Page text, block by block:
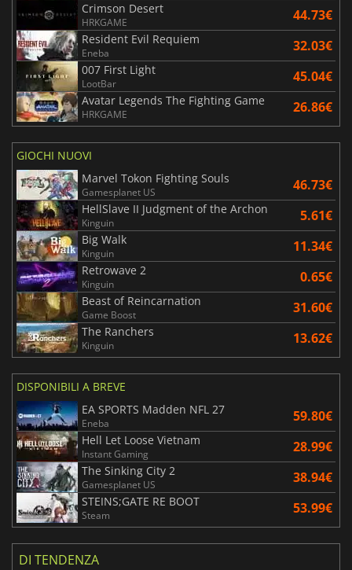
Crimson Desert
HRKGAME 44.73€
Resident Evil Requiem
Eneba 32.03€
007 First Light
LootBar 45.04€
Avatar Legends The Fighting Game
HRKGAME 26.86€
GIOCHI NUOVI
Marvel Tokon Fighting Souls
Gamesplanet US 46.73€
HellSlave II Judgment of the Archon
Kinguin 5.61€
Big Walk
Kinguin 11.34€
Retrowave 2
Kinguin 0.65€
Beast of Reincarnation
Game Boost 31.60€
The Ranchers
Kinguin 13.62€
DISPONIBILI A BREVE
EA SPORTS Madden NFL 27
Eneba 59.80€
Hell Let Loose Vietnam
Instant Gaming 28.99€
The Sinking City 2
Gamesplanet US 38.94€
STEINS;GATE RE BOOT
Steam 53.99€
DI TENDENZA